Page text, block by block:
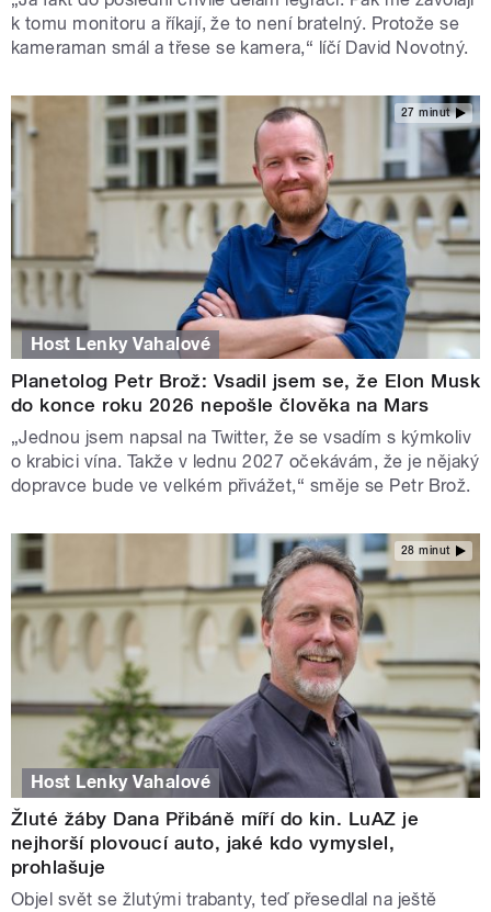
k tomu monitoru a říkají, že to není bratelný. Protože se
kameraman smál a třese se kamera,“ líčí David Novotný.
27 minut
Host Lenky Vahalové
Planetolog Petr Brož: Vsadil jsem se, že Elon Musk
do konce roku 2026 nepošle člověka na Mars
„Jednou jsem napsal na Twitter, že se vsadím s kýmkoliv
o krabici vína. Takže v lednu 2027 očekávám, že je nějaký
dopravce bude ve velkém přivážet,“ směje se Petr Brož.
28 minut
Host Lenky Vahalové
Žluté žáby Dana Přibáně míří do kin. LuAZ je
nejhorší plovoucí auto, jaké kdo vymyslel,
prohlašuje
Objel svět se žlutými trabanty, teď přesedlal na ještě